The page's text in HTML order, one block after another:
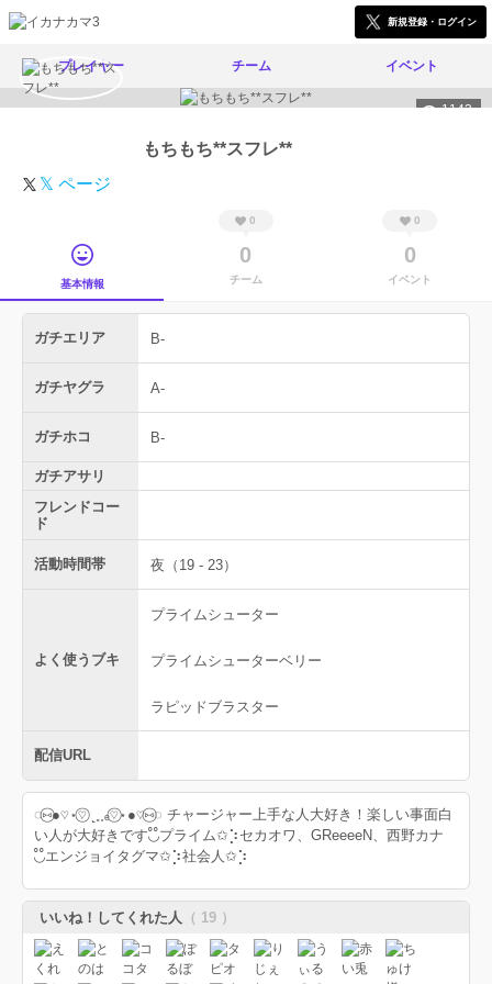
新規登録・ログイン
プレイヤー チーム イベント
1143
もちもち**スフレ**
𝕏 ページ
基本情報
0
0
チーム
0
0
イベント
ガチエリア B-
ガチヤグラ A-
ガチホコ B-
ガチアサリ
フレンドコー
ド
活動時間帯 夜（19 - 23）
よく使うブキ
プライムシューター
プライムシューターベリー
ラピッドブラスター
配信URL
◌︎⑅⃝︎●︎♡︎⋆︎♡⃝︎ ˻˳˯ₑ♡⃝︎⋆︎●︎♡︎⑅⃝︎◌︎ チャージャー上手な人大好き！楽しい事面白
い人が大好きです◟̊◞̊プライム✩︎⡱セカオワ、GReeeeN、西野カナ
◟̊◞̊エンジョイタグマ✩︎⡱社会人✩︎⡱
いいね！してくれた人 （ 19 ）